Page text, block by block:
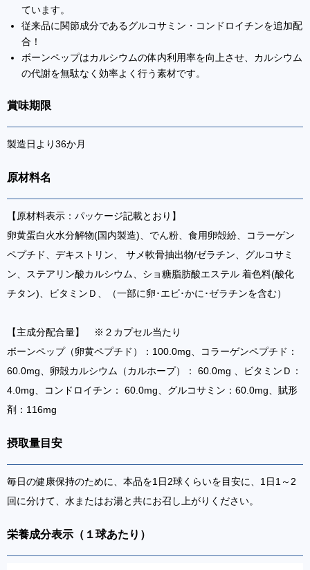
ています。
従来品に関節成分であるグルコサミン・コンドロイチンを追加配
合！
ボーンペップはカルシウムの体内利用率を向上させ、カルシウム
の代謝を無駄なく効率よく行う素材です。
賞味期限
製造日より36か月
原材料名
【原材料表示：パッケージ記載とおり】
卵黄蛋白火水分解物(国内製造)、でん粉、食用卵殻紛、コラーゲン
ペプチド、デキストリン、 サメ軟骨抽出物/ゼラチン、グルコサミ
ン、ステアリン酸カルシウム、ショ糖脂肪酸エステル 着色料(酸化
チタン)、ビタミンＤ、（一部に卵･エビ･かに･ゼラチンを含む）
【主成分配合量】 ※２カプセル当たり
ボーンペップ（卵黄ペプチド）：100.0mg、コラーゲンペプチド：
60.0mg、卵殻カルシウム（カルホープ）： 60.0mg 、ビタミンＤ：
4.0mg、コンドロイチン： 60.0mg、グルコサミン：60.0mg、賦形
剤：116mg
摂取量目安
毎日の健康保持のために、本品を1日2球くらいを目安に、1日1～2
回に分けて、水またはお湯と共にお召し上がりください。
栄養成分表示（１球あたり）